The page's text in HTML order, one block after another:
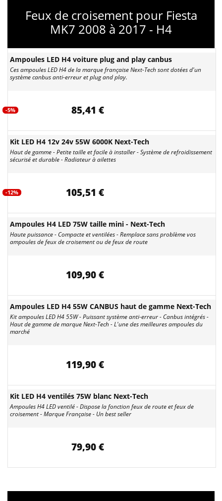
Feux de croisement pour Fiesta
MK7 2008 à 2017 - H4
Ampoules LED H4 voiture plug and play canbus
Ces ampoules LED H4 de la marque française Next-Tech sont dotées d'un
système canbus anti-erreur et plug and play.
-5% 85,41 €
Kit LED H4 12v 24v 55W 6000K Next-Tech
Haut de gamme - Petite taille et facile à installer - Système de refroidissement
sécurisé et durable - Radiateur à ailettes
-12% 105,51 €
Ampoules H4 LED 75W taille mini - Next-Tech
Haute puissance - Compacte et ventilées - Remplace sans problème vos
ampoules de feux de croisement ou de feux de route
109,90 €
Ampoules LED H4 55W CANBUS haut de gamme Next-Tech
Kit ampoules LED H4 55W - Puissant système anti-erreur - Canbus intégrés -
Haut de gamme de marque Next-Tech - L'une des meilleures ampoules du
marché
119,90 €
Kit LED H4 ventilés 75W blanc Next-Tech
Ampoules H4 LED ventilé - Dispose la fonction feux de route et feux de
croisement - Marque Française - Un best seller
79,90 €